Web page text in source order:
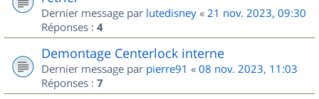
Dernier message par lutedisney « 21 nov. 2023, 09:30
Réponses : 4
Demontage Centerlock interne
Dernier message par pierre91 « 08 nov. 2023, 11:03
Réponses : 7